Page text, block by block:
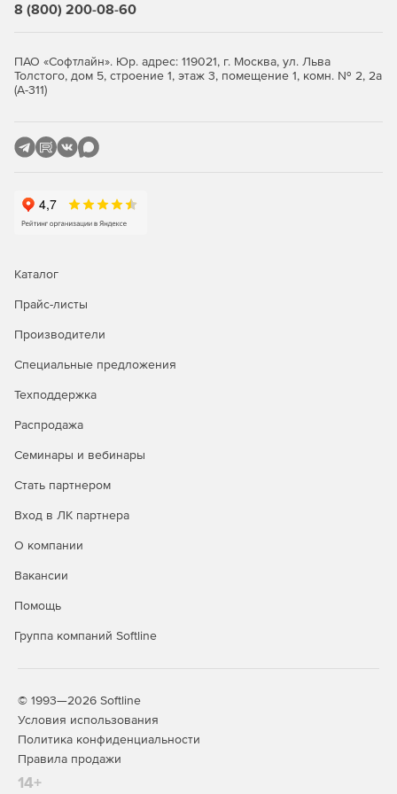
системный журнал). Это дает больше контроля над
Для упрощения обработки оповещений можно
разобрать письма и хранить все данные как
Переработанный формат сообщений.Новый редактор
намного проще в использовании и позволяет
отправленные при возникновении события.
временной промежуток. Также в нем можно настроить
параметры чувствительности при отправки
8 (800) 200-08-60
ПАО «Софтлайн». Юр. адрес: 119021, г. Москва, ул. Льва
Толстого, дом 5, строение 1, этаж 3, помещение 1, комн. № 2, 2а
(А-311)
Каталог
Прайс-листы
Производители
Специальные предложения
Техподдержка
Распродажа
Семинары и вебинары
Стать партнером
Вход в ЛК партнера
О компании
Вакансии
Помощь
Группа компаний Softline
© 1993—2026 Softline
Условия использования
Политика конфиденциальности
Правила продажи
14+